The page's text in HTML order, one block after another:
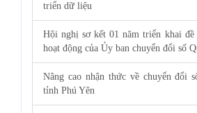
triển dữ liệu
Hội nghị sơ kết 01 năm triển khai đề
hoạt động của Ủy ban chuyển đổi số
Nâng cao nhận thức về chuyển đổi
tỉnh Phú Yên